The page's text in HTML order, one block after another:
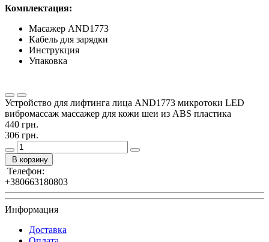
Комплектация:
Масажер AND1773
Кабель для зарядки
Инструкция
Упаковка
Устройство для лифтинга лица AND1773 микротоки LED
вибромассаж массажер для кожи шеи из ABS пластика
440 грн.
306 грн.
В корзину
Телефон:
+380663180803
Информация
Доставка